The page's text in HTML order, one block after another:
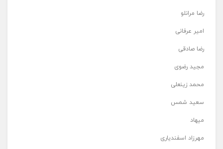
رضا مرانلو
امیر عرفانی
رضا صادقی
مجید رضوی
محمد زینعلی
سعید شمس
میهاد
مهرزاد اسفندیاری